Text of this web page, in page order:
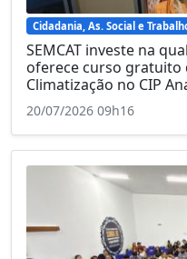
Cidadania, As. Social e
SEMCAT investe na
oferece curso gratuito
Climatização no CIP
20/07/2026 09h16